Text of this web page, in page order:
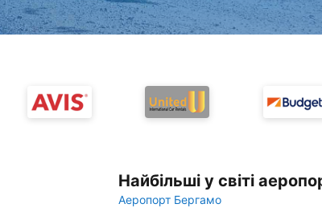
Найбільші у світі
Аеропорт Бергамо